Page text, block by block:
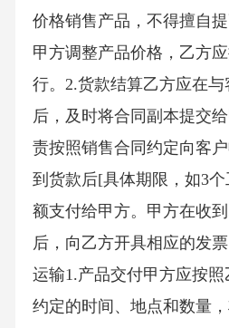
价格销售产品，不得擅自
甲方调整产品价格，乙方
行。2.货款结算乙方应在与
后，及时将合同副本提交
责按照销售合同约定向客
到货款后[具体期限，如3
额支付给甲方。甲方在收
后，向乙方开具相应的发
运输1.产品交付甲方应按
约定的时间、地点和数量